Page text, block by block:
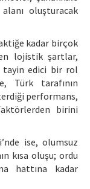
oluşturacak
kadar birçok
lojistik şartlar,
tayin edici bir rol
Türk tarafının
performans,
birini
ise, olumsuz
kısa oluşu; ordu
hattına kadar